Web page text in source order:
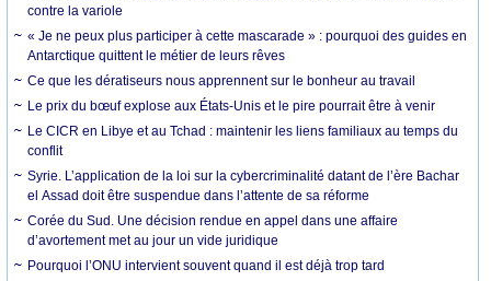
contre la variole
« Je ne peux plus participer à cette mascarade » : pourquoi des guides en
Antarctique quittent le métier de leurs rêves
Ce que les dératiseurs nous apprennent sur le bonheur au travail
Le prix du bœuf explose aux États-Unis et le pire pourrait être à venir
Le CICR en Libye et au Tchad : maintenir les liens familiaux au temps du
conflit
Syrie. L’application de la loi sur la cybercriminalité datant de l’ère Bachar
el Assad doit être suspendue dans l’attente de sa réforme
Corée du Sud. Une décision rendue en appel dans une affaire
d’avortement met au jour un vide juridique
Pourquoi l’ONU intervient souvent quand il est déjà trop tard